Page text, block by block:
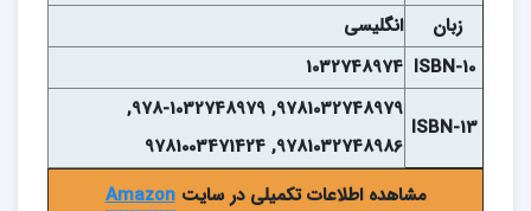
زبان
انگلیسی
ISBN-10
1032748974
ISBN-13
9781032748979, 978-1032748979,
9781032748986, 9781003471424
مشاهده اطلاعات تکمیلی در سایتAmazon